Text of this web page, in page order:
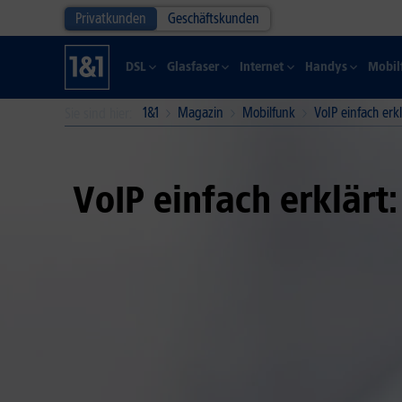
Privatkunden Geschäftskunden
DSL Glasfaser Internet Handys
1&1 Magazin Mobilfunk VoIP einfach
VoIP einfach